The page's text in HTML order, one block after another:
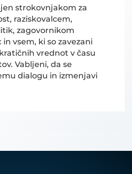
strokovnjakom za
raziskovalcem,
zagovornikom
vsem, ki so zavezani
vrednot v času
Vabljeni, da se
dialogu in izmenjavi